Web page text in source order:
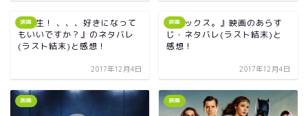
映画
『先生！ 、、、好きになって
もいいですか？』のネタバレ
(ラスト結末)と感想！
2017年12月4日
映画
『ミックス。』映画のあらす
じ・ネタバレ(ラスト結末)と
感想！
2017年12月4日
映画 映画